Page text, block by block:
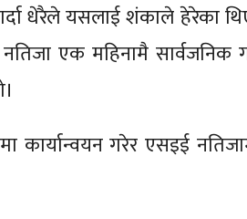
धेरैले यसलाई शंकाले हेरेका
एक महिनामै सार्वजनिक
गरेर एसइई